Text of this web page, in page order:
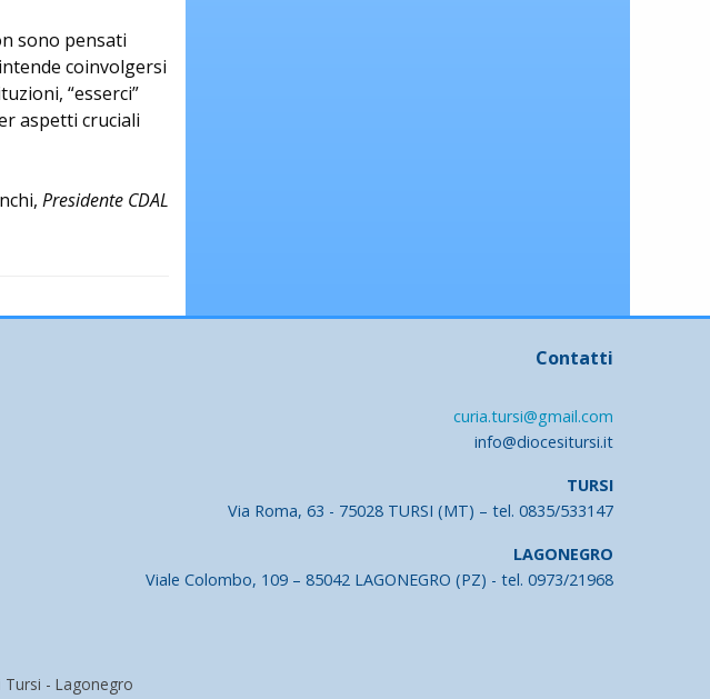
sono pensati
coinvolgersi
“esserci”
aspetti cruciali
Presidente CDAL
Contatti
curia.tursi@gmail.com
info@diocesitursi.it
TURSI
Via Roma, 63 - 75028 TURSI (MT) – tel. 0835/533147
LAGONEGRO
Viale Colombo, 109 – 85042 LAGONEGRO (PZ) - tel. 0973/21968
Tursi - Lagonegro